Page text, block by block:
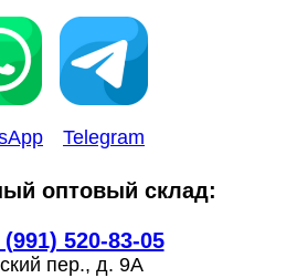
Telegram
оптовый склад:
(991) 520-83-05
пер., д. 9А